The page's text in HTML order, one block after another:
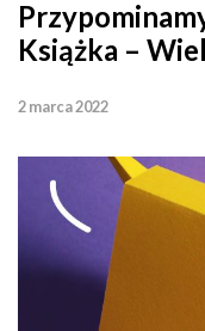
Książka –
2 marca 2022